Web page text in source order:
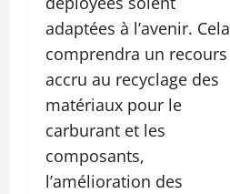
adaptées à l’avenir. Cela
comprendra un recours
accru au recyclage des
matériaux pour le
carburant et les
composants,
l’amélioration des